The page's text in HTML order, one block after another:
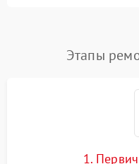
невозможность зарядки,
Перегрев из‑за пыли,
Этапы
1.